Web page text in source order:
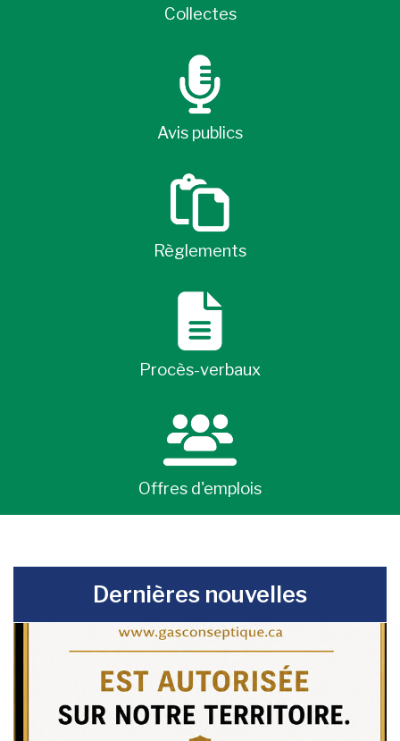
Collectes
Avis publics
Règlements
Procès-verbaux
Offres d'emplois
Dernières nouvelles